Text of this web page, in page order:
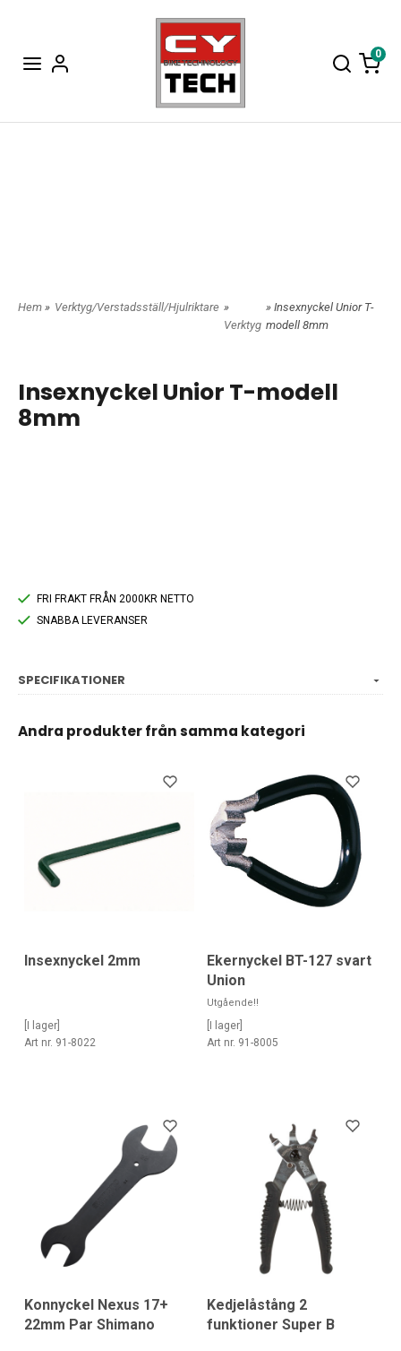
0
Hem » Verktyg/Verstadsställ/Hjulriktare »
Verktyg
» Insexnyckel Unior T-
modell 8mm
Insexnyckel Unior T-modell
8mm
FRI FRAKT FRÅN 2000KR NETTO
SNABBA LEVERANSER
SPECIFIKATIONER
Andra produkter från samma kategori
Insexnyckel 2mm
[I lager]
Art nr. 91-8022
Ekernyckel BT-127 svart
Union
Utgående!!
[I lager]
Art nr. 91-8005
Konnyckel Nexus 17+
22mm Par Shimano
Kedjelåstång 2
funktioner Super B